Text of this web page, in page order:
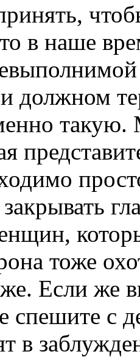
в наше
должном
тоже
Если же
спешите с
в